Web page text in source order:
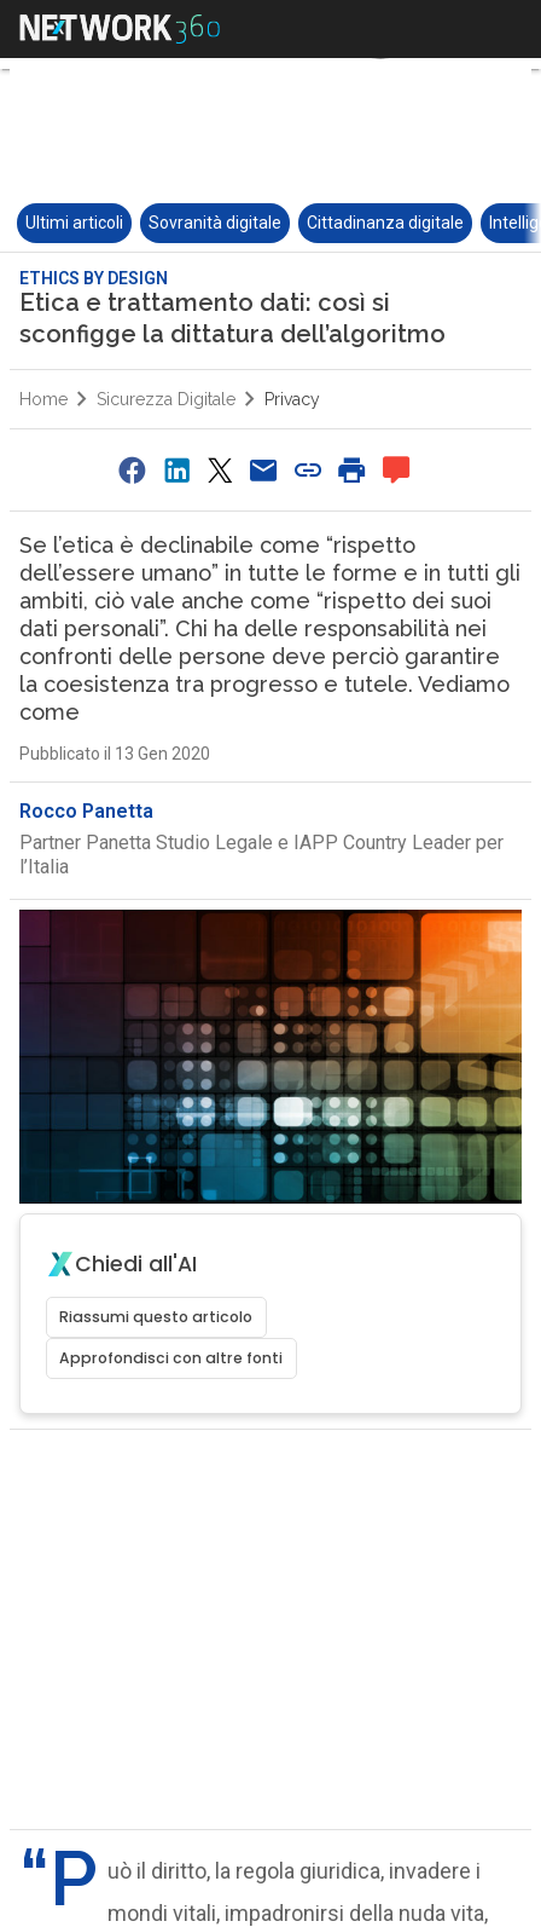
Ultimi articoli Sovranità digitale Cittadinanza digitale
ETHICS BY DESIGN
Etica e trattamento dati: così si
sconfigge la dittatura dell’algoritmo
Home Sicurezza Digitale Privacy
Se l’etica è declinabile come “rispetto
dell’essere umano” in tutte le forme e in tutti gli
ambiti, ciò vale anche come “rispetto dei suoi
dati personali”. Chi ha delle responsabilità nei
confronti delle persone deve perciò garantire
la coesistenza tra progresso e tutele. Vediamo
come
Pubblicato il 13 Gen 2020
Rocco Panetta
Partner Panetta Studio Legale e IAPP Country Leader per
l’Italia
Chiedi all'AI
Riassumi questo articolo
Approfondisci con altre fonti
“P uò il diritto, la regola giuridica, invadere i
mondi vitali, impadronirsi della nuda vita,